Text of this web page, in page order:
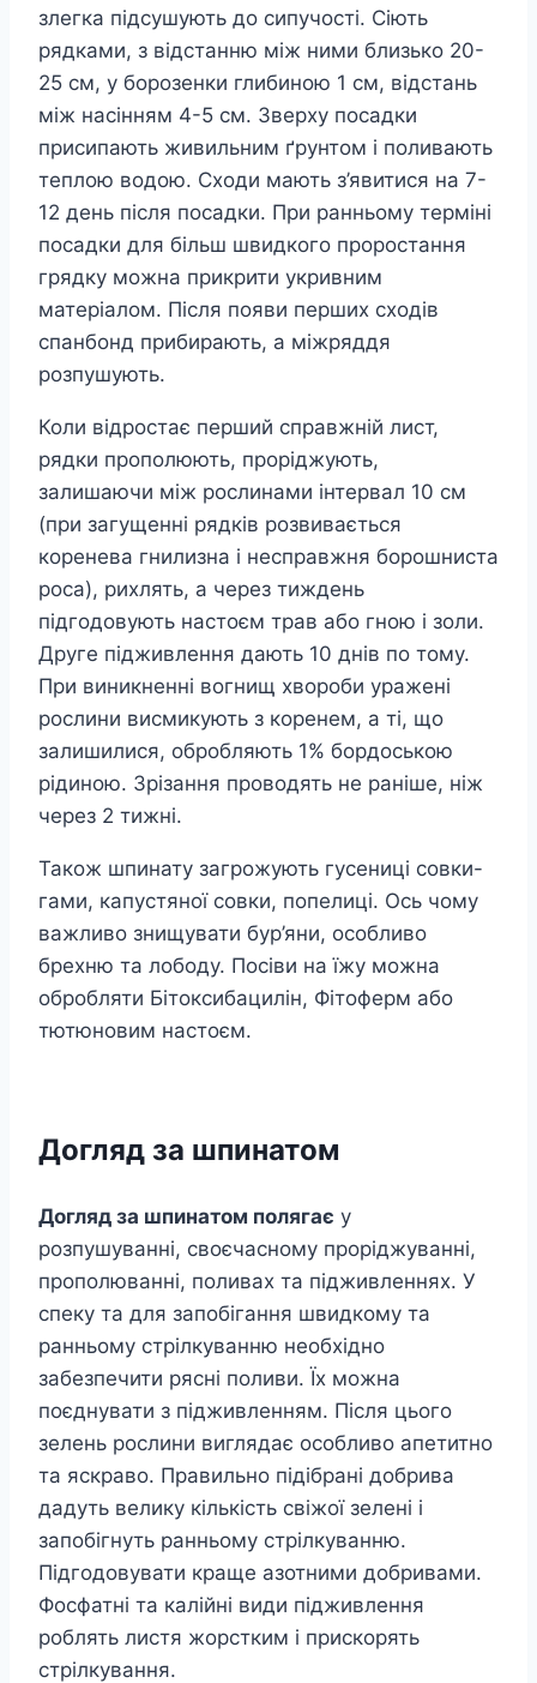
злегка підсушують до сипучості. Сіють
рядками, з відстанню між ними близько 20-
25 см, у борозенки глибиною 1 см, відстань
між насінням 4-5 см. Зверху посадки
присипають живильним ґрунтом і поливають
теплою водою. Сходи мають з’явитися на 7-
12 день після посадки. При ранньому терміні
посадки для більш швидкого проростання
грядку можна прикрити укривним
матеріалом. Після появи перших сходів
спанбонд прибирають, а міжряддя
розпушують.
Коли відростає перший справжній лист,
рядки прополюють, проріджують,
залишаючи між рослинами інтервал 10 см
(при загущенні рядків розвивається
коренева гнилизна і несправжня борошниста
роса), рихлять, а через тиждень
підгодовують настоєм трав або гною і золи.
Друге підживлення дають 10 днів по тому.
При виникненні вогнищ хвороби уражені
рослини висмикують з коренем, а ті, що
залишилися, обробляють 1% бордоською
рідиною. Зрізання проводять не раніше, ніж
через 2 тижні.
Також шпинату загрожують гусениці совки-
гами, капустяної совки, попелиці. Ось чому
важливо знищувати бур’яни, особливо
брехню та лободу. Посіви на їжу можна
обробляти Бітоксибацилін, Фітоферм або
тютюновим настоєм.
Догляд за шпинатом
Догляд за шпинатом полягає у
розпушуванні, своєчасному проріджуванні,
прополюванні, поливах та підживленнях. У
спеку та для запобігання швидкому та
ранньому стрілкуванню необхідно
забезпечити рясні поливи. Їх можна
поєднувати з підживленням. Після цього
зелень рослини виглядає особливо апетитно
та яскраво. Правильно підібрані добрива
дадуть велику кількість свіжої зелені і
запобігнуть ранньому стрілкуванню.
Підгодовувати краще азотними добривами.
Фосфатні та калійні види підживлення
роблять листя жорстким і прискорять
стрілкування.